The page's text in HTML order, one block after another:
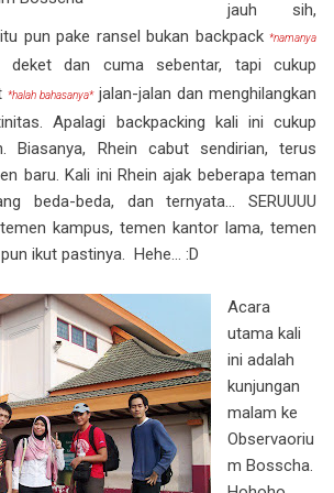
jauh sih,
pun pake ransel bukan backpack *namanya
deket dan cuma sebentar, tapi cukup
*halah bahasanya*jalan-jalan dan menghilangkan
Apalagi backpacking kali ini cukup
Biasanya, Rhein cabut sendirian, terus
baru. Kali ini Rhein ajak beberapa teman
beda-beda, dan ternyata... SERUUUU
kampus, temen kantor lama, temen
ikut pastinya. Hehe... :D
Acara
utama kali
ini adalah
kunjungan
malam ke
Observaoriu
m Bosscha.